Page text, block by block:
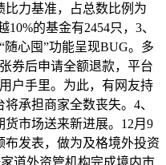
力基准，占总数比例为
的基金有2454只，3、
心囤”功能呈现BUG。多
券后申请全额退款，平台
户手里。为此，有网友持
承担商家全数丧失。4、
货市场送来新进展。12月9
布发表，做为及格境外投资
道外资管机构完成境内市